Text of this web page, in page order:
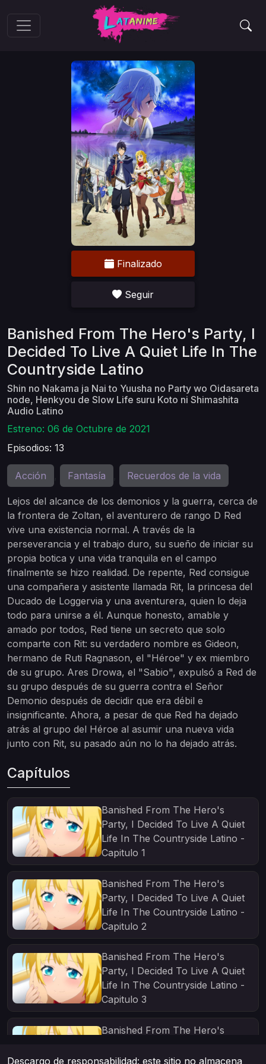
Finalizado
Seguir
Banished From The Hero's Party, I
Decided To Live A Quiet Life In The
Countryside Latino
Shin no Nakama ja Nai to Yuusha no Party wo Oidasareta
node, Henkyou de Slow Life suru Koto ni Shimashita
Audio Latino
Estreno: 06 de Octubre de 2021
Episodios: 13
Acción Fantasía Recuerdos de la vida
Lejos del alcance de los demonios y la guerra, cerca de
la frontera de Zoltan, el aventurero de rango D Red
vive una existencia normal. A través de la
perseverancia y el trabajo duro, su sueño de iniciar su
propia botica y una vida tranquila en el campo
finalmente se hizo realidad. De repente, Red consigue
una compañera y asistente llamada Rit, la princesa del
Ducado de Loggervia y una aventurera, quien lo deja
todo para unirse a él. Aunque honesto, amable y
amado por todos, Red tiene un secreto que solo
comparte con Rit: su verdadero nombre es Gideon,
hermano de Ruti Ragnason, el "Héroe" y ex miembro
de su grupo. Ares Drowa, el "Sabio", expulsó a Red de
su grupo después de su guerra contra el Señor
Demonio después de decidir que era débil e
insignificante. Ahora, a pesar de que Red ha dejado
atrás al grupo del Héroe al asumir una nueva vida
junto con Rit, su pasado aún no lo ha dejado atrás.
Capítulos
Banished From The Hero's
Party, I Decided To Live A Quiet
Life In The Countryside Latino -
Capitulo 1
Banished From The Hero's
Party, I Decided To Live A Quiet
Life In The Countryside Latino -
Capitulo 2
Banished From The Hero's
Party, I Decided To Live A Quiet
Life In The Countryside Latino -
Capitulo 3
Banished From The Hero's
Life In The Countryside Latino -
Descargo de responsabilidad: este sitio no almacena